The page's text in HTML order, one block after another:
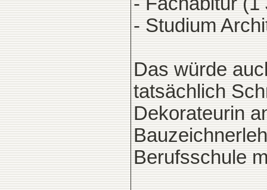
- Studium
Das würde
tatsächlich
Dekorateurin
Berufsschule